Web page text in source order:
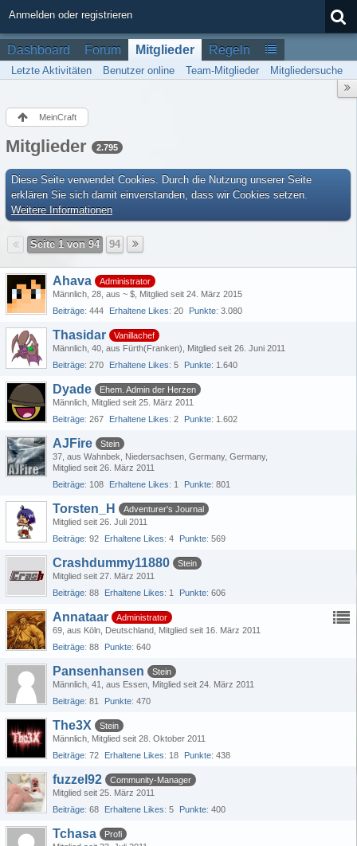
Anmelden oder registrieren
Dashboard Forum Mitglieder Regeln
Letzte Aktivitäten Benutzer online Team-Mitglieder Mitgliedersuche
MeinCraft
Mitglieder 2.795
Diese Seite verwendet Cookies. Durch die Nutzung unserer Seite
erklären Sie sich damit einverstanden, dass wir Cookies setzen.
Weitere Informationen
Seite 1 von 94 94
Ahava
Administrator
Männlich 28 aus ~ $ Mitglied seit 24. März 2015
Beiträge 444 Erhaltene Likes 20 Punkte 3.080
Thasidar
Vanillachef
Männlich 40 aus Fürth(Franken)
Mitglied seit 26. Juni 2011
Beiträge 270 Erhaltene Likes 5 Punkte 1.640
Dyade
Ehem. Admin der Herzen
Männlich Mitglied seit 25. März 2011
Beiträge 267 Erhaltene Likes 2 Punkte 1.602
AJFire
Stein
37 aus Wahnbek, Niedersachsen, Germany, Germany
Mitglied seit 26. März 2011
Beiträge 108 Erhaltene Likes 1 Punkte 801
Torsten_H
Adventurer's Journal
Mitglied seit 26. Juli 2011
Beiträge 92 Erhaltene Likes 4 Punkte 569
Crashdummy11880
Stein
Mitglied seit 27. März 2011
Beiträge 88 Erhaltene Likes 1 Punkte 606
Annataar
Administrator
69 aus Köln, Deutschland Mitglied seit 16. März 2011
Beiträge 88 Punkte 640
Pansenhansen
Stein
Männlich 41 aus Essen Mitglied seit 24. März 2011
Beiträge 81 Punkte 470
The3X
Stein
Männlich Mitglied seit 28. Oktober 2011
Beiträge 72 Erhaltene Likes 18 Punkte 438
fuzzel92
Community-Manager
Mitglied seit 25. März 2011
Beiträge 68 Erhaltene Likes 5 Punkte 400
Tchasa
Profi